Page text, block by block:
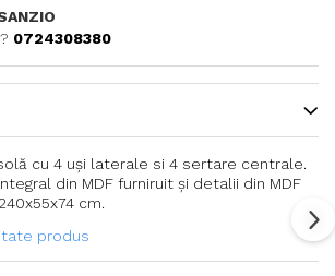
0724308380
cu 4 uși laterale si 4 sertare centrale.
din MDF furniruit și detalii din MDF
cm.
produs